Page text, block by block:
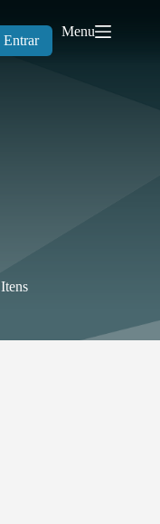
Entrar
Menu
Itens